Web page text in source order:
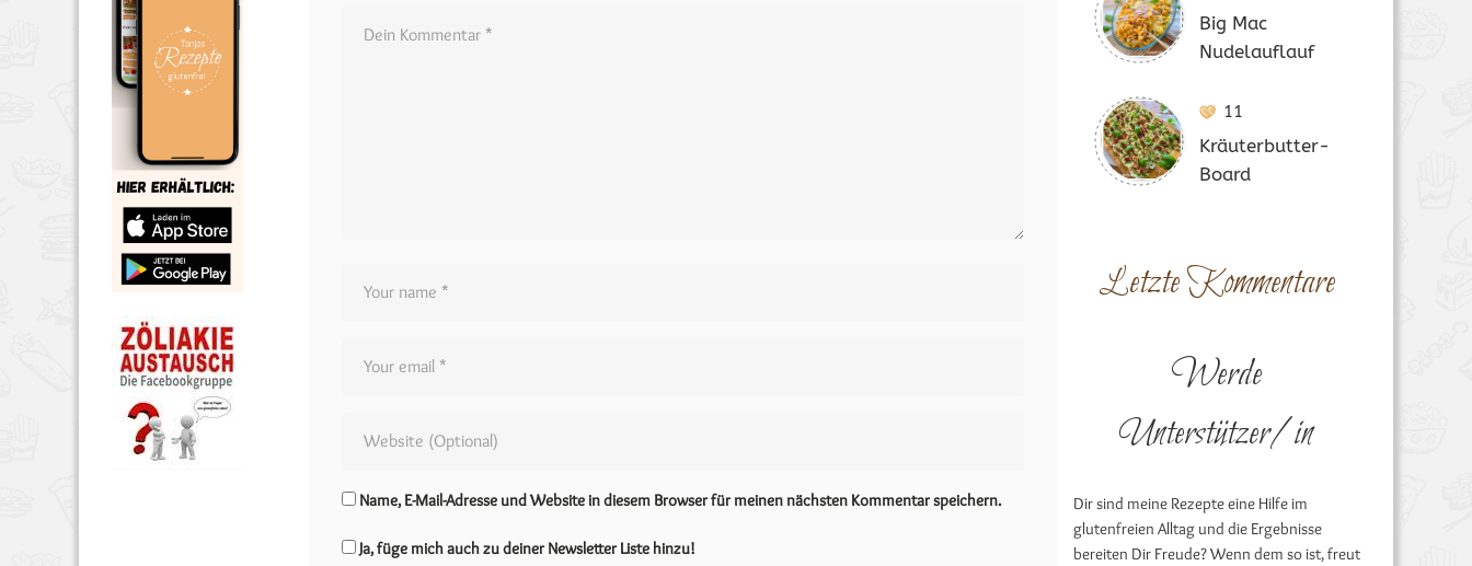
Name, E-Mail-Adresse und Website in diesem Browser für meinen nächsten Kommentar speichern.
Ja, füge mich auch zu deiner Newsletter Liste hinzu!
Big Mac
Nudelauflauf
11
Kräuterbutter-
Board
Letzte Kommentare
Werde
Unterstützer/in
Dir sind meine Rezepte eine Hilfe im
glutenfreien Alltag und die Ergebnisse
bereiten Dir Freude? Wenn dem so ist, freut